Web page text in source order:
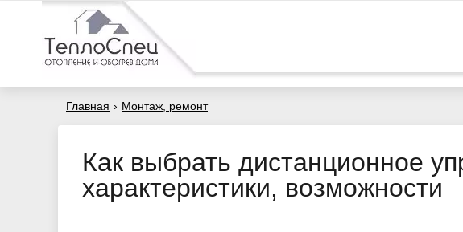
Главная › Монтаж, ремонт
Как выбрать дистанционное
характеристики, возможности